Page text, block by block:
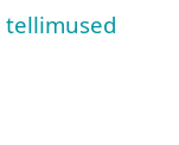
tellimused